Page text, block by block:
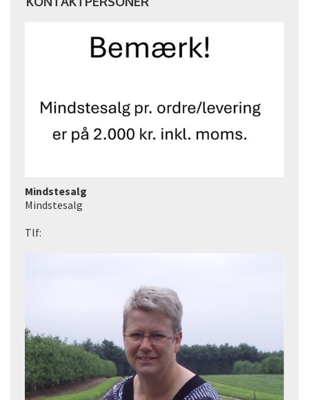
Mindstesalg
Mindstesalg
Tlf: